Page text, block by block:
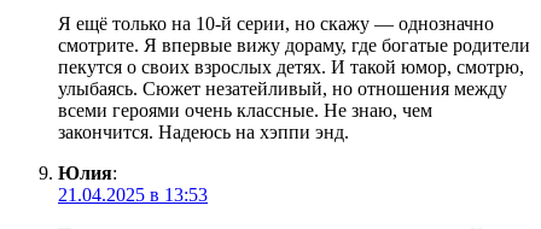
Я ещё только на 10-й серии, но скажу — однозначно
смотрите. Я впервые вижу дораму, где богатые родители
пекутся о своих взрослых детях. И такой юмор, смотрю,
улыбаясь. Сюжет незатейливый, но отношения между
всеми героями очень классные. Не знаю, чем
закончится. Надеюсь на хэппи энд.
Юлия:
21.04.2025 в 13:53